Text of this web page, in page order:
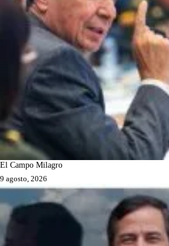
El Campo Milagro
9 agosto, 2026